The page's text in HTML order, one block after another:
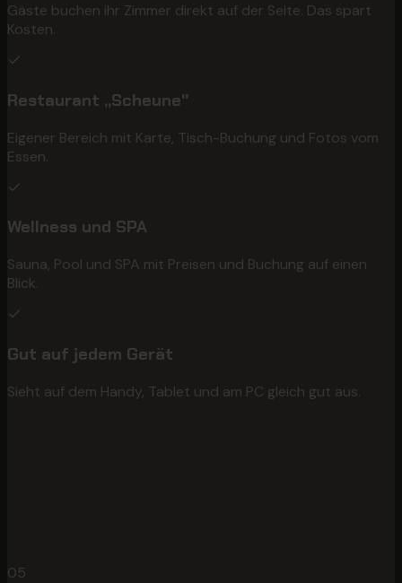
Gäste buchen ihr Zimmer direkt auf der Seite. Das spart
Kosten.
Restaurant „Scheune"
Eigener Bereich mit Karte, Tisch-Buchung und Fotos vom
Essen.
Wellness und SPA
Sauna, Pool und SPA mit Preisen und Buchung auf einen
Blick.
Gut auf jedem Gerät
Sieht auf dem Handy, Tablet und am PC gleich gut aus.
05